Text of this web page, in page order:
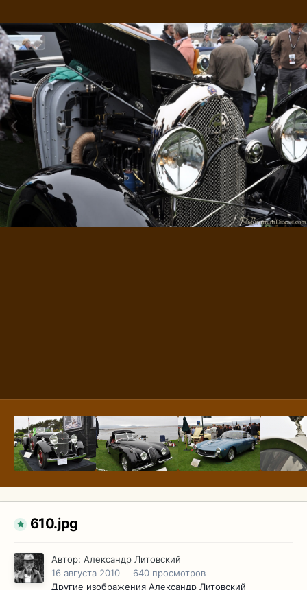
610.jpg
Автор: Александр Литовский
16 августа 2010
640 просмотров
Другие изображения Александр Литовский